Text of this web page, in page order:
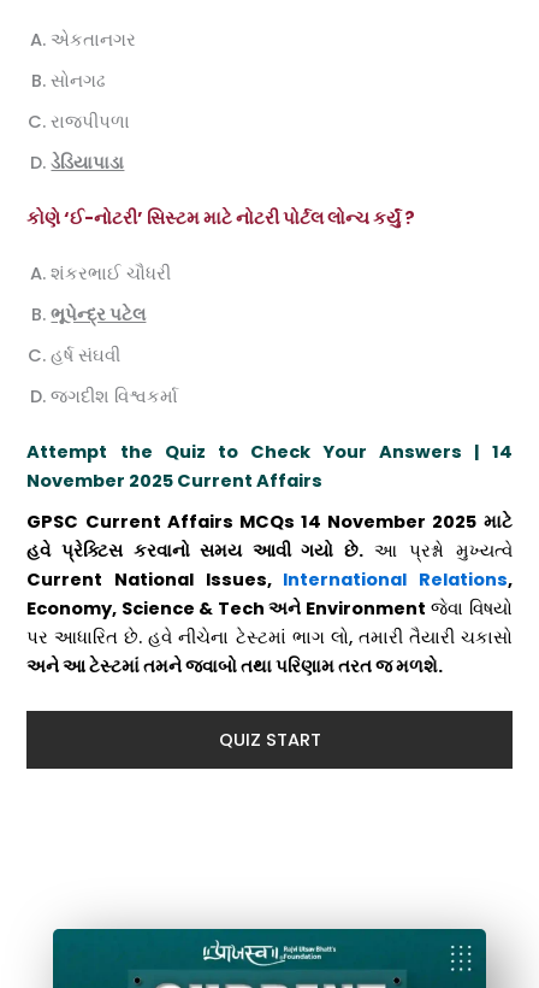
એકતાનગર
સોનગઢ
રાજપીપળા
ડેડિયાપાડા
કોણે ‘ઈ-નોટરી’ સિસ્ટમ માટે નોટરી પોર્ટલ લોન્ચ કર્યું ?
શંકરભાઈ ચૌધરી
ભૂપેન્દ્ર પટેલ
હર્ષ સંઘવી
જગદીશ વિશ્વકર્મા
Attempt the Quiz to Check Your Answers | 14
November 2025 Current Affairs
GPSC Current Affairs MCQs14 November 2025 માટે
હવે પ્રેક્ટિસ કરવાનો સમય આવી ગયો છે.આ પ્રશ્નો મુખ્યત્વે
Current National Issues, International Relations,
Economy, Science & Tech અને Environment જેવા વિષયો
પર આધારિત છે. હવે નીચેના ટેસ્ટમાં ભાગ લો, તમારી તૈયારી ચકાસો
અને આ ટેસ્ટમાં તમને જવાબો તથા પરિણામ તરત જ મળશે.
QUIZ START